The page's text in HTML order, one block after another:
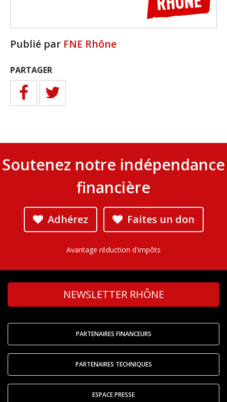
Publié par FNE Rhône
PARTAGER
Soutenez notre indépendance
financière
Adhérez Faites un don
Avantage réduction d'impôts
NEWSLETTER RHÔNE
PARTENAIRES FINANCEURS
PARTENAIRES TECHNIQUES
ESPACE PRESSE